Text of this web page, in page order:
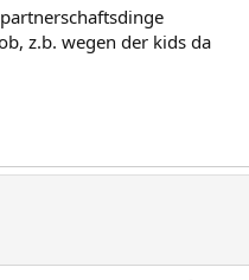
z.b. wegen der kids da